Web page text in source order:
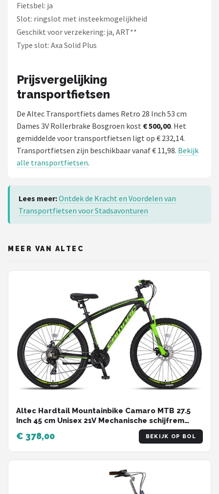
Fietsbel: ja
Slot: ringslot met insteekmogelijkheid
Geschikt voor verzekering: ja, ART**
Type slot: Axa Solid Plus
Prijsvergelijking
transportfietsen
De Altec Transportfiets dames Retro 28 Inch 53 cm
Dames 3V Rollerbrake Bosgroen kost € 500,00. Het
gemiddelde voor transportfietsen ligt op € 232,14.
Transportfietsen zijn beschikbaar vanaf € 11,98. Bekijk
alle transportfietsen.
Lees meer:Ontdek de Kracht en Voordelen van
Transportfietsen voor Stadsavonturen
MEER VAN ALTEC
Altec Hardtail Mountainbike Camaro MTB 27.5
Inch 45 cm Unisex 21V Mechanische schijfrem
€ 378,00 BEKIJK OP BOL